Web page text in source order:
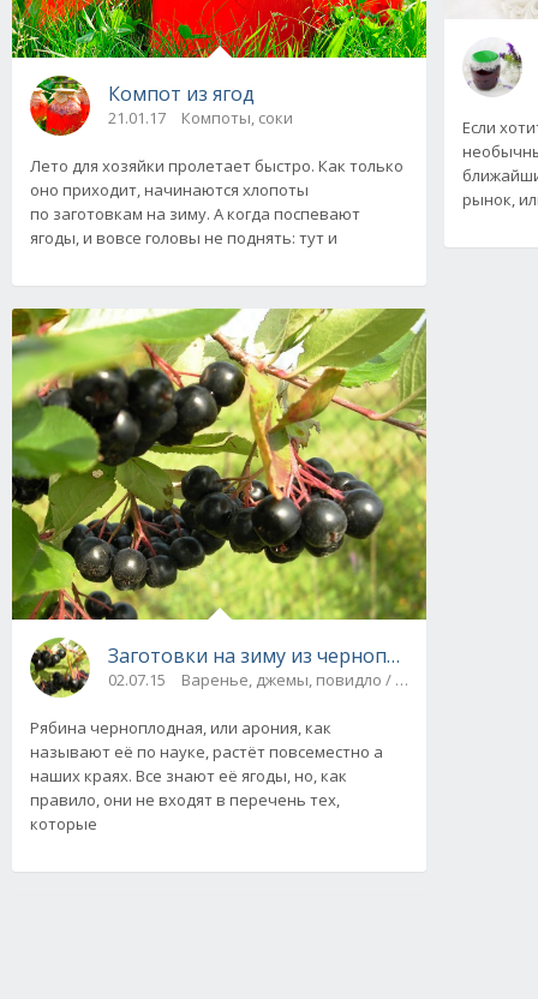
Компот из ягод
21.01.17 Компоты, соки
Лето для хозяйки пролетает быстро. Как только
оно приходит, начинаются хлопоты
по заготовкам на зиму. А когда поспевают
ягоды, и вовсе головы не поднять: тут и
Заготовки на зиму из черноплодной рябины
02.07.15 Варенье, джемы, повидло / Компоты, соки
Рябина черноплодная, или арония, как
называют её по науке, растёт повсеместно а
наших краях. Все знают её ягоды, но, как
правило, они не входят в перечень тех,
которые
Если
рынок,